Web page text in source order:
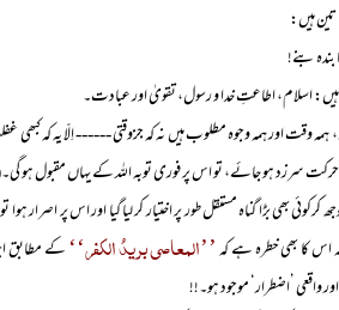
ہیں:
اسلام، اطاعتِ خدا و رسول، تقویٰ اور عبادت۔
اور ہمہ وجوہ مطلوب ہیں نہ کہ جزوقتی ------ اِلّا یہ کہ کبھی
سرزد ہو جائے، تو اس پر فوری توبہ اللہ کے یہاں مقبول ہو
بڑا گناہ مستقل طور پر اختیار کر لیا گیا اور اس پر
اس کا بھی خطرہ ہے کہ’’المعاصی بریدُ الکفر‘‘کے مطابق
واقعی ’اضطرار‘ موجود ہو۔!!